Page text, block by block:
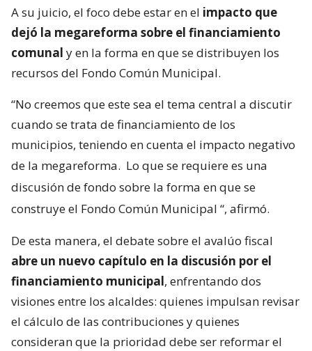
A su juicio, el foco debe estar en el impacto que
dejó la megareforma sobre el financiamiento
comunal y en la forma en que se distribuyen los
recursos del Fondo Común Municipal.
“No creemos que este sea el tema central a discutir
cuando se trata de financiamiento de los
municipios, teniendo en cuenta el impacto negativo
de la megareforma. Lo que se requiere es una
discusión de fondo sobre la forma en que se
construye el Fondo Común Municipal “, afirmó.
De esta manera, el debate sobre el avalúo fiscal
abre un nuevo capítulo en la discusión por el
financiamiento municipal, enfrentando dos
visiones entre los alcaldes: quienes impulsan revisar
el cálculo de las contribuciones y quienes
consideran que la prioridad debe ser reformar el